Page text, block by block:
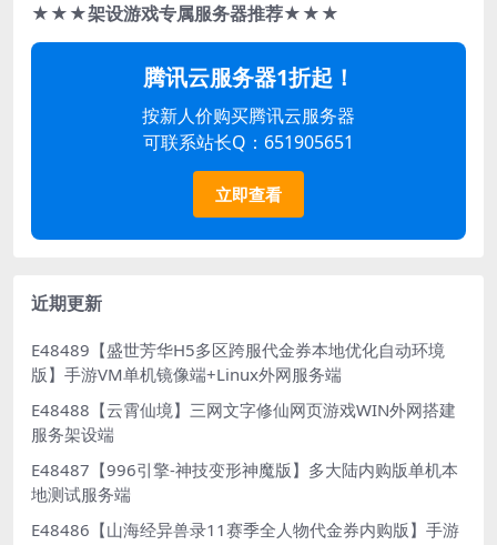
★★★架设游戏专属服务器推荐★★★
腾讯云服务器1折起！
按新人价购买腾讯云服务器
可联系站长Q：651905651
立即查看
近期更新
E48489【盛世芳华H5多区跨服代金券本地优化自动环境
版】手游VM单机镜像端+Linux外网服务端
E48488【云霄仙境】三网文字修仙网页游戏WIN外网搭建
服务架设端
E48487【996引擎-神技变形神魔版】多大陆内购版单机本
地测试服务端
E48486【山海经异兽录11赛季全人物代金券内购版】手游